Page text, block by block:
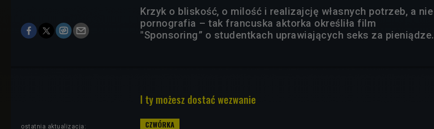
Krzyk o bliskość, o milość i realizajcję własnych potrzeb, a nie
pornografia – tak francuska aktorka określiła film
"Sponsoring” o studentkach uprawiających seks za pieniądze.
I ty możesz dostać wezwanie
ostatnia aktualizacja: